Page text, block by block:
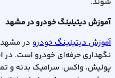
آموزش دیتیلینگ خودرو در مشهد
آموزش دیتیلینگ خودرو در
نگهداری حرفه‌ای خودرو است.
پولیش، واکس، سرامیک بدنه و